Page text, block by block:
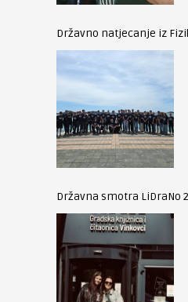
Državno natjecanje iz
Državna smotra LiDraNo